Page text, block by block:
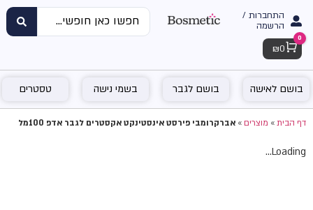
התחברות /
הרשמה
Cart
0
₪ 0
בושם לאישה בושם לגבר בשמי נישה טסטרים
דף הבית»מוצרים»אברקרומבי פירסט אינסטינקט אקסטרים לגבר אדפ 100מל
Loading...